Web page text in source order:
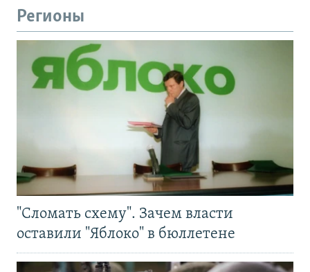
Регионы
"Сломать схему". Зачем власти
оставили "Яблоко" в бюллетене